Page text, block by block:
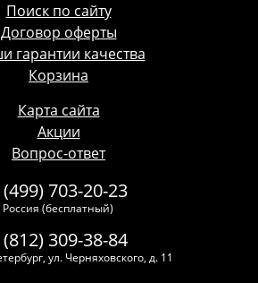
Поиск по сайту
Договор оферты
гарантии качества
Корзина
Карта сайта
Акции
Вопрос-ответ
(499) 703-20-23
Россия (бесплатный)
(812) 309-38-84
ул. Черняховского, д. 11